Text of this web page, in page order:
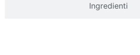
Ingredienti